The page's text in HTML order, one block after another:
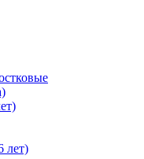
лет)